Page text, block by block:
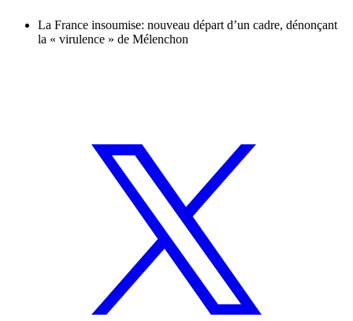
La France insoumise: nouveau départ d’un cadre, dénonçant
la « virulence » de Mélenchon